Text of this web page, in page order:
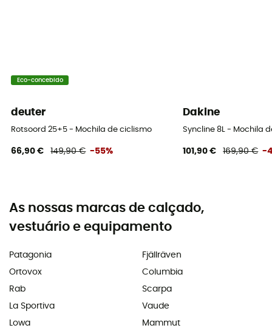
Eco-concebido
deuter
Rotsoord 25+5 - Mochila de ciclismo
66,90 € 149,90 € -55%
Dakine
Syncline 8L - Mochila
101,90 € 169,90 € -
As nossas marcas de calçado,
vestuário e equipamento
Patagonia
Ortovox
Rab
La Sportiva
Lowa
Fjällräven
Columbia
Scarpa
Vaude
Mammut